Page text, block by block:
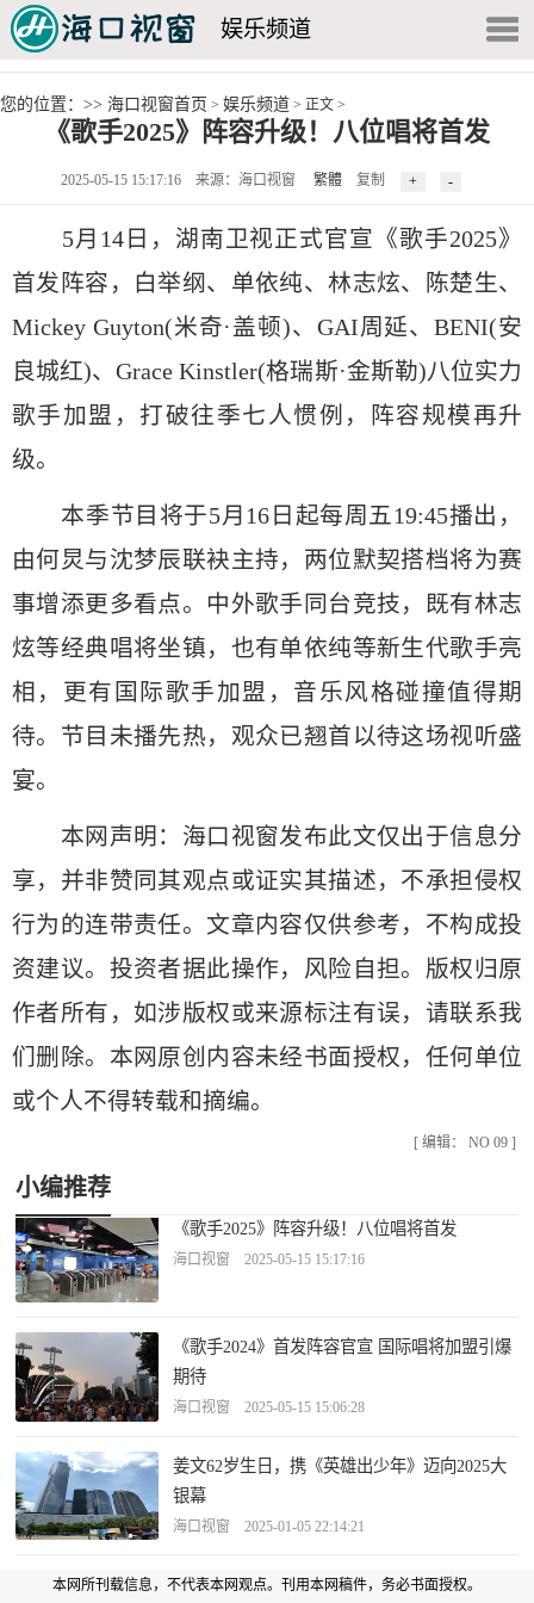
娱乐频道
您的位置：>> 海口视窗首页 > 娱乐频道 > 正文 >
《歌手2025》阵容升级！八位唱将首发
2025-05-15 15:17:16 来源：海口视窗 繁體 复制
5月14日，湖南卫视正式官宣《歌手2025》
首发阵容，白举纲、单依纯、林志炫、陈楚生、
Mickey Guyton(米奇·盖顿)、GAI周延、BENI(安
良城红)、Grace Kinstler(格瑞斯·金斯勒)八位实力
歌手加盟，打破往季七人惯例，阵容规模再升
级。
本季节目将于5月16日起每周五19:45播出，
由何炅与沈梦辰联袂主持，两位默契搭档将为赛
事增添更多看点。中外歌手同台竞技，既有林志
炫等经典唱将坐镇，也有单依纯等新生代歌手亮
相，更有国际歌手加盟，音乐风格碰撞值得期
待。节目未播先热，观众已翘首以待这场视听盛
宴。
本网声明：海口视窗发布此文仅出于信息分
享，并非赞同其观点或证实其描述，不承担侵权
行为的连带责任。文章内容仅供参考，不构成投
资建议。投资者据此操作，风险自担。版权归原
作者所有，如涉版权或来源标注有误，请联系我
们删除。本网原创内容未经书面授权，任何单位
或个人不得转载和摘编。
[ 编辑： NO 09 ]
小编推荐
《歌手2025》阵容升级！八位唱将首发
海口视窗 2025-05-15 15:17:16
《歌手2024》首发阵容官宣 国际唱将加盟引爆
期待
海口视窗 2025-05-15 15:06:28
姜文62岁生日，携《英雄出少年》迈向2025大
银幕
海口视窗 2025-01-05 22:14:21
本网所刊载信息，不代表本网观点。刊用本网稿件，务必书面授权。